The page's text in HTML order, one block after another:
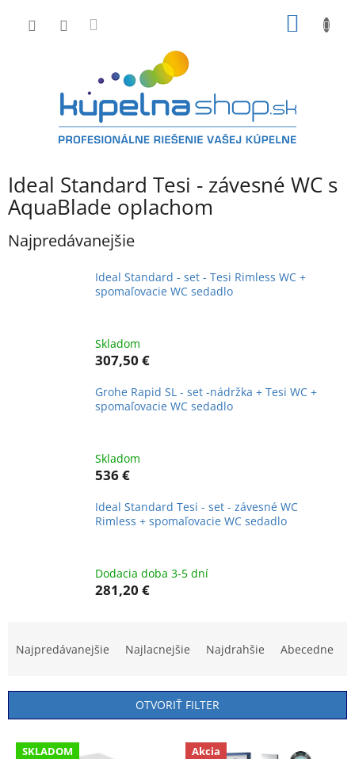
Ideal Standard Tesi - závesné WC s
AquaBlade oplachom
Najpredávanejšie
Ideal Standard - set - Tesi Rimless WC +
spomaľovacie WC sedadlo
Skladom
307,50 €
Grohe Rapid SL - set -nádržka + Tesi WC +
spomaľovacie WC sedadlo
Skladom
536 €
Ideal Standard Tesi - set - závesné WC
Rimless + spomaľovacie WC sedadlo
Dodacia doba 3-5 dní
281,20 €
n
i
Najpredávanejšie Najlacnejšie Najdrahšie Abecedne
OTVORIŤ FILTER
V SKLADOM
Akcia